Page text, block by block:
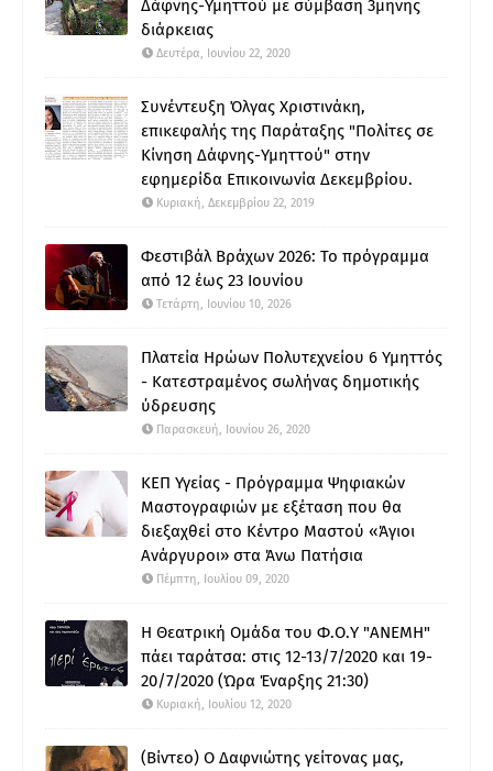
Δάφνης-Υμηττού με σύμβαση 3μηνης
διάρκειας
Δευτέρα, Ιουνίου 22, 2020
Συνέντευξη Όλγας Χριστινάκη,
επικεφαλής της Παράταξης "Πολίτες σε
Κίνηση Δάφνης-Υμηττού" στην
εφημερίδα Επικοινωνία Δεκεμβρίου.
Κυριακή, Δεκεμβρίου 22, 2019
Φεστιβάλ Βράχων 2026: Το πρόγραμμα
από 12 έως 23 Ιουνίου
Τετάρτη, Ιουνίου 10, 2026
Πλατεία Ηρώων Πολυτεχνείου 6 Υμηττός
- Κατεστραμένος σωλήνας δημοτικής
ύδρευσης
Παρασκευή, Ιουνίου 26, 2020
ΚΕΠ Υγείας - Πρόγραμμα Ψηφιακών
Μαστογραφιών με εξέταση που θα
διεξαχθεί στο Κέντρο Μαστού «Άγιοι
Ανάργυροι» στα Άνω Πατήσια
Πέμπτη, Ιουλίου 09, 2020
Η Θεατρική Ομάδα του Φ.Ο.Υ "ΑΝΕΜΗ"
πάει ταράτσα: στις 12-13/7/2020 και 19-
20/7/2020 (Ώρα Έναρξης 21:30)
Κυριακή, Ιουλίου 12, 2020
(Βίντεο) Ο Δαφνιώτης γείτονας μας,